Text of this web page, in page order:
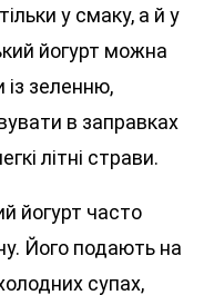
у смаку, а й у
йогурт можна
із зеленню,
в заправках
літні страви.
йогурт часто
Його подають на
супах,